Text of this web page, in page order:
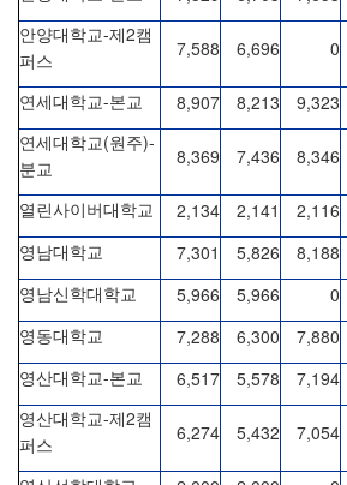
안양대학교-제 2캠
퍼스
7,588 6,696 0
연세대학교-본교 8,907 8,213 9,323
연세대학교(원주)-
분교
8,369 7,436 8,346
열린사이버대학교 2,134 2,141 2,116
영남대학교 7,301 5,826 8,188
영남신학대학교 5,966 5,966 0
영동대학교 7,288 6,300 7,880
영산대학교-본교 6,517 5,578 7,194
영산대학교-제 2캠
퍼스
6,274 5,432 7,054